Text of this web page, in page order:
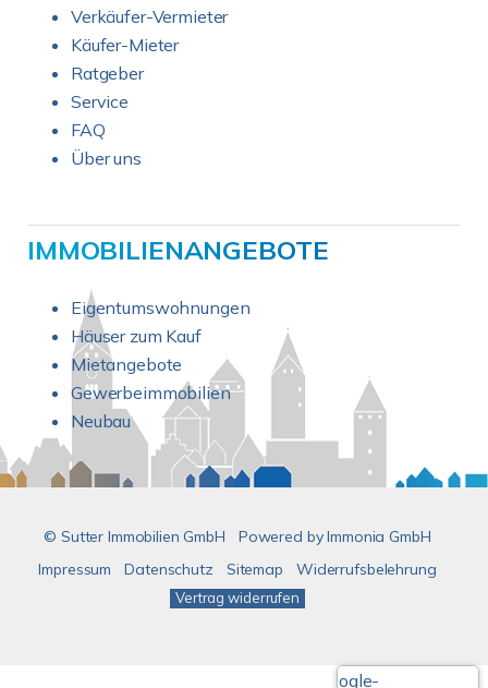
Verkäufer-Vermieter
Käufer-Mieter
Ratgeber
Service
FAQ
Über uns
IMMOBILIENANGEBOTE
Eigentumswohnungen
Häuser zum Kauf
Mietangebote
Gewerbeimmobilien
Neubau
© Sutter Immobilien GmbH Powered byImmonia GmbH
Impressum
Datenschutz Sitemap Widerrufsbelehrung
Vertrag widerrufen
Google-